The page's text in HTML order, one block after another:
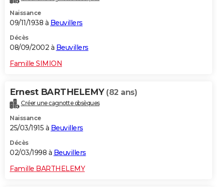
Naissance
09/11/1938 à Beuvillers
Décès
08/09/2002 à Beuvillers
Famille SIMION
Ernest BARTHELEMY (82 ans)
Créer une cagnotte obsèques
Naissance
25/03/1915 à Beuvillers
Décès
02/03/1998 à Beuvillers
Famille BARTHELEMY